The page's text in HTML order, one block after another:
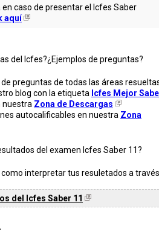
en caso de presentar el Icfes Saber
aquí
del Icfes?¿Ejemplos de preguntas?
preguntas de todas las áreas
blog con la etiqueta Icfes Mejor
nuestra Zona de Descargas
autocalificables en nuestra Zona
del examen Icfes Saber 11?
interpretar tus resuletados a través
del Icfes Saber 11